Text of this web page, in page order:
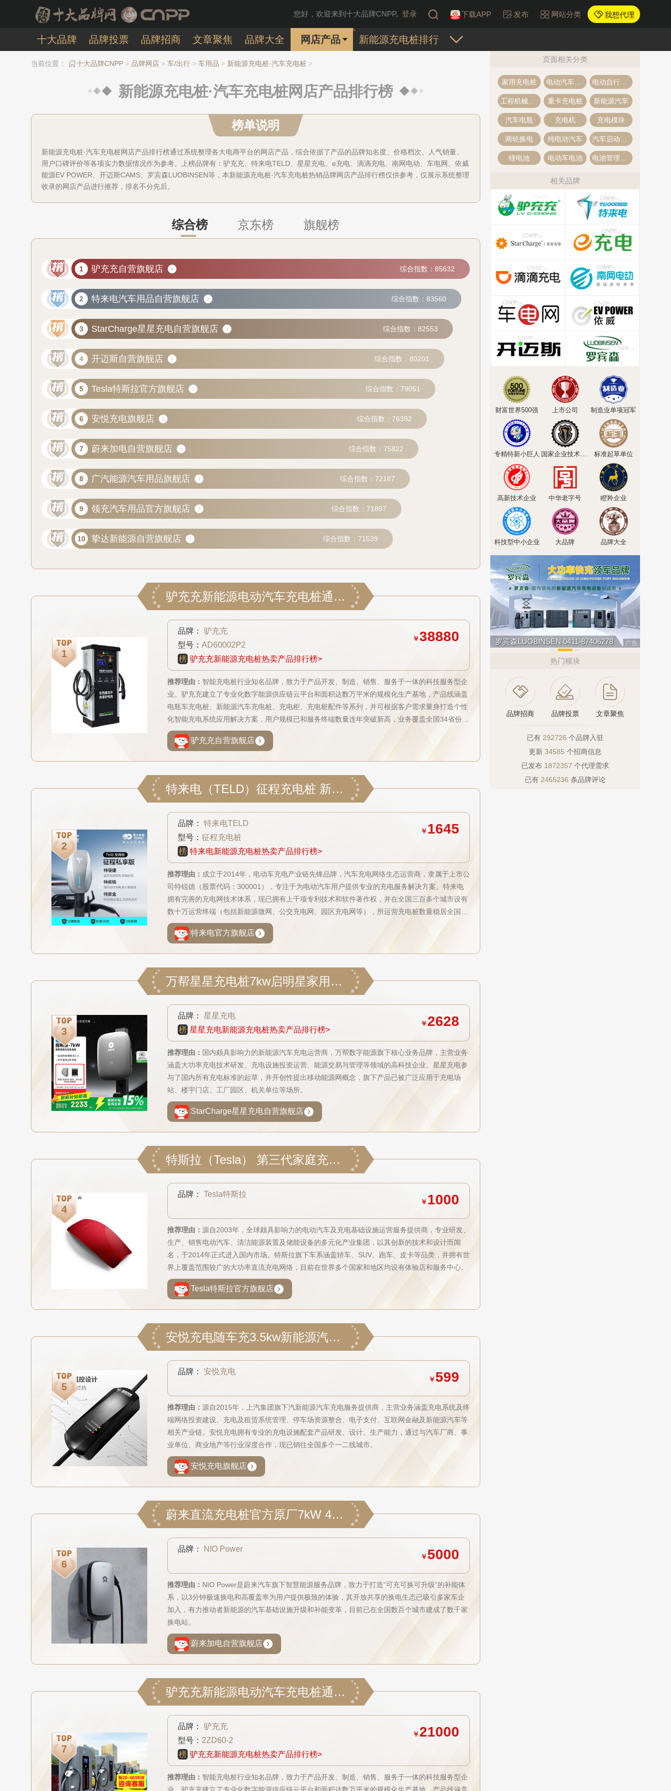
您好，欢迎来到十大品牌CNPP, 登录 下载APP 发布 网站分类 我想代理
十大品牌 品牌投票 品牌招商 文章聚焦 品牌大全 网店产品 新能源充电桩排行
当前位置： 十大品牌CNPP > 品牌网店 > 车/出行 > 车用品 > 新能源充电桩·汽车充电桩 >
新能源充电桩·汽车充电桩网店产品排行榜
榜单说明
新能源充电桩·汽车充电桩网店产品排行榜通过系统整理各大电商平台的网店产品，综合依据了产品的品牌知名度、价格档次、人气销量、
用户口碑评价等各项实力数据情况作为参考。上榜品牌有：驴充充、特来电TELD、星星充电、e充电、滴滴充电、南网电动、车电网、依威
能源EV POWER、开迈斯CAMS、罗宾森LUOBINSEN等，本新能源充电桩·汽车充电桩热销品牌网店产品排行榜仅供参考，仅展示系统整理
收录的网店产品进行推荐，排名不分先后。
综合榜 京东榜 旗舰榜
驴充充自营旗舰店 综合指数：85632
特来电汽车用品自营旗舰店 综合指数：83560
StarCharge星星充电自营旗舰店 综合指数：82553
开迈斯自营旗舰店 综合指数：80201
Tesla特斯拉官方旗舰店 综合指数：79051
安悦充电旗舰店 综合指数：76392
蔚来加电自营旗舰店 综合指数：75822
广汽能源汽车用品旗舰店 综合指数：72187
领充汽车用品官方旗舰店 综合指数：71897
挚达新能源自营旗舰店 综合指数：71539
驴充充新能源电动汽车充电桩通用直流380V60KW商用家用户外充电站
品牌：
驴充充
型号： AD60002P2
榜 驴充充新能源充电桩热卖产品排行榜>
￥38880
推荐理由： 智能充电桩行业知名品牌，致力于产品开发、制造、销售、服务于一体的科技服务型企
业。驴充充建立了专业化数字能源供应链云平台和面积达数万平米的规模化生产基地，产品线涵盖
电瓶车充电桩、新能源汽车充电桩、充电柜、充电桩配件等系列，并可根据客户需求量身打造个性
化智能充电系统应用解决方案，用户规模已和服务终端数量连年突破新高，业务覆盖全国34省份的
数百个城市，并远销欧美、日韩、东南亚等国际市场。
驴充充自营旗舰店
特来电（TELD）征程充电桩 新能源电动汽车家用7kW蓝牙 4G联网 适用特斯拉model比亚迪理想 私享版-蓝牙+刷卡+定时充电
品牌：
特来电TELD
型号： 征程充电桩
榜 特来电新能源充电桩热卖产品排行榜>
￥1645
推荐理由： 成立于2014年，电动车充电产业链先锋品牌，汽车充电网络生态运营商，隶属于上市公
司特锐德（股票代码：300001），专注于为电动汽车用户提供专业的充电服务解决方案。特来电
拥有完善的充电网技术体系，现已拥有上千项专利技术和软件著作权，并在全国三百多个城市设有
数十万运营终端（包括新能源微网、公交充电网、园区充电网等），所运营充电桩数量稳居全国同
行业前列。
特来电官方旗舰店
万帮星星充电桩7kw启明星家用新能源汽车电动汽车充电桩适配特斯拉BYD小米汽车su7比亚迪华为问界理想L6裸桩
品牌：
星星充电
榜 星星充电新能源充电桩热卖产品排行榜>
￥2628
推荐理由： 国内颇具影响力的新能源汽车充电运营商，万帮数字能源旗下核心业务品牌，主营业务
涵盖大功率充电技术研发、充电设施投资运营、能源交易与管理等领域的高科技企业。星星充电参
与了国内所有充电标准的起草，并开创性提出移动能源网概念，旗下产品已被广泛应用于充电场
站、楼宇门店、工厂园区、机关单位等场所。
StarCharge星星充电自营旗舰店
特斯拉（Tesla） 第三代家庭充电桩 焕彩面板安装包（国标&欧标） 中国红
品牌： Tesla特斯拉
￥1000
推荐理由： 源自2003年，全球颇具影响力的电动汽车及充电基础设施运营服务提供商，专业研发、
生产、销售电动汽车、清洁能源装置及储能设备的多元化产业集团，以其创新的技术和设计而闻
名，于2014年正式进入国内市场。特斯拉旗下车系涵盖轿车、SUV、跑车、皮卡等品类，并拥有世
界上覆盖范围较广的大功率直流充电网络，目前在世界多个国家和地区均设有体验店和服务中心。
Tesla特斯拉官方旗舰店
安悦充电随车充3.5kw新能源汽车随车充便携式电器充电桩充电枪适用特斯拉比亚迪su7小米汽车防尘防水
品牌： 安悦充电
￥599
推荐理由： 源自2015年，上汽集团旗下汽新能源汽车充电服务提供商，主营业务涵盖充电系统及终
端网络投资建设、充电及租赁系统管理、停车场资源整合、电子支付、互联网金融及新能源汽车等
相关产业链。安悦充电拥有专业的充电设施配套产品研发、设计、生产能力，通过与汽车厂商、事
业单位、商业地产等行业深度合作，现已销往全国多个一二线城市。
安悦充电旗舰店
蔚来直流充电桩官方原厂7kW 4G+蓝牙 30米安装线 适配 ES7 ET7 ET5 ES6
品牌： NIO Power
￥5000
推荐理由： NIO Power是蔚来汽车旗下智慧能源服务品牌，致力于打造“可充可换可升级”的补能体
系，以3分钟极速换电和高覆盖率为用户提供极致的体验，其开放共享的换电生态已吸引多家车企
加入，有力推动者新能源的汽车基础设施升级和补能变革，目前已在全国数百个城市建成了数千家
换电站。
蔚来加电自营旗舰店
驴充充新能源电动汽车充电桩通用直流380V60KW商用家用户外充电站2ZD60-2
品牌：
驴充充
型号： 2ZD60-2
榜 驴充充新能源充电桩热卖产品排行榜>
￥21000
推荐理由： 智能充电桩行业知名品牌，致力于产品开发、制造、销售、服务于一体的科技服务型企
页面相关分类
家用充电桩 电动汽车换电站 电动自行车充电桩
重卡充电桩 新能源汽车
汽车电瓶 充电机 充电模块
两轮换电 纯电动汽车
锂电池 电动车电池
相关品牌
财富世界500强 上市公司 制造业单项冠军
专精特新小巨人 国家企业技术中心 标准起草单位
高新技术企业 中华老字号 瞪羚企业
科技型中小企业 大品牌 品牌大全
罗宾森LUOBINSEN 0411-87406278 广告
热门模块
品牌招商 品牌投票 文章聚焦
已有 292726 个品牌入驻
更新 34585 个招商信息
已发布 1872357 个代理需求
已有 2465236 条品牌评论